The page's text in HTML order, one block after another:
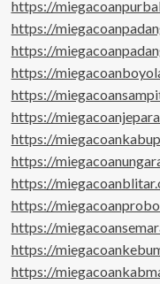
https://
https://
https://
https://
https://
https://
https://
https://
https://
https://
https://
https://
https://